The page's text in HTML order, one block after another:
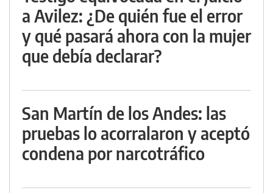
a Avilez: ¿De quién fue el error
y qué pasará ahora con la mujer
que debía declarar?
San Martín de los Andes: las
pruebas lo acorralaron y aceptó
condena por narcotráfico